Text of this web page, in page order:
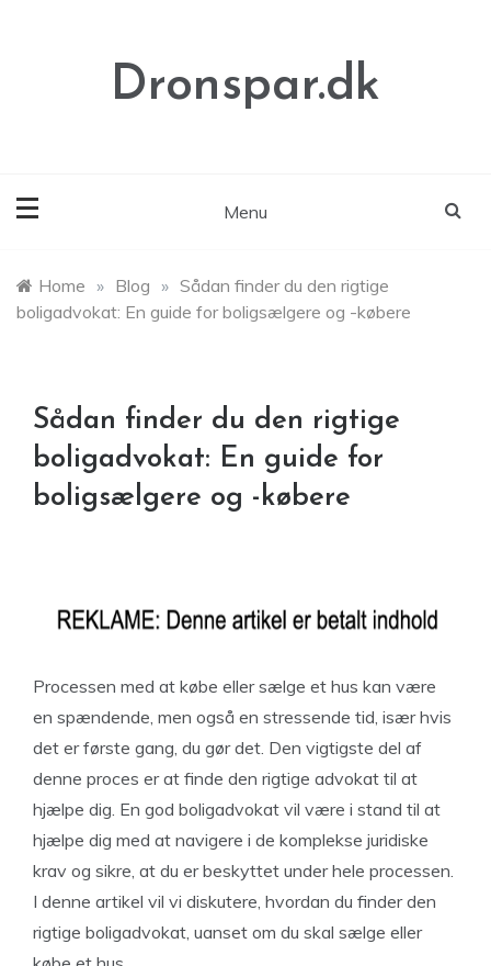
Dronspar.dk
Menu
Home » Blog » Sådan finder du den rigtige
boligadvokat: En guide for boligsælgere og -købere
Sådan finder du den rigtige
boligadvokat: En guide for
boligsælgere og -købere
Processen med at købe eller sælge et hus kan være
en spændende, men også en stressende tid, især hvis
det er første gang, du gør det. Den vigtigste del af
denne proces er at finde den rigtige advokat til at
hjælpe dig. En god boligadvokat vil være i stand til at
hjælpe dig med at navigere i de komplekse juridiske
krav og sikre, at du er beskyttet under hele processen.
I denne artikel vil vi diskutere, hvordan du finder den
rigtige boligadvokat, uanset om du skal sælge eller